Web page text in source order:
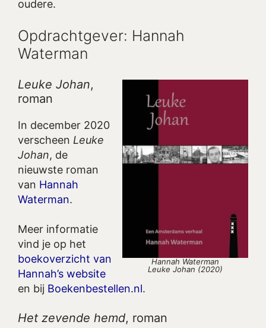
oudere.
Opdrachtgever: Hannah
Waterman
Hannah Waterman
Leuke Johan (2020)
Leuke Johan,
roman
In december 2020
verscheen Leuke
Johan, de
nieuwste roman
van Hannah
Waterman.
Meer informatie
vind je op het
boekoverzicht van
Hannah’s website
en bij Boekenbestellen.nl.
Het zevende hemd, roman